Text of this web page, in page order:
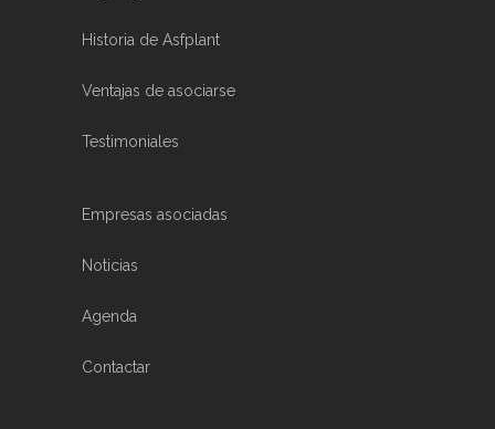
Historia de Asfplant
Ventajas de asociarse
Testimoniales
Empresas asociadas
Noticias
Agenda
Contactar